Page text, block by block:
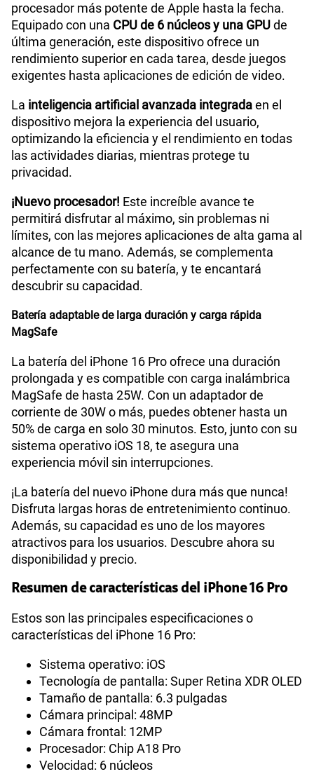
procesador más potente de Apple hasta la fecha.
Equipado con una CPU de 6 núcleos y una GPUde
última generación, este dispositivo ofrece un
rendimiento superior en cada tarea, desde juegos
exigentes hasta aplicaciones de edición de video.
La inteligencia artificial avanzada integradaen el
dispositivo mejora la experiencia del usuario,
optimizando la eficiencia y el rendimiento en todas
las actividades diarias, mientras protege tu
privacidad.
¡Nuevo procesador! Este increíble avance te
permitirá disfrutar al máximo, sin problemas ni
límites, con las mejores aplicaciones de alta gama al
alcance de tu mano. Además, se complementa
perfectamente con su batería, y te encantará
descubrir su capacidad.
Batería adaptable de larga duración y carga rápida
MagSafe
La batería del iPhone 16 Pro ofrece una duración
prolongada y es compatible con carga inalámbrica
MagSafe de hasta 25W. Con un adaptador de
corriente de 30W o más, puedes obtener hasta un
50% de carga en solo 30 minutos. Esto, junto con su
sistema operativo iOS 18, te asegura una
experiencia móvil sin interrupciones.
¡La batería del nuevo iPhone dura más que nunca!
Disfruta largas horas de entretenimiento continuo.
Además, su capacidad es uno de los mayores
atractivos para los usuarios. Descubre ahora su
disponibilidad y precio.
Resumen de características del iPhone 16 Pro
Estos son las principales especificaciones o
características del iPhone 16 Pro:
Sistema operativo: iOS
Tecnología de pantalla: Super Retina XDR OLED
Tamaño de pantalla: 6.3 pulgadas
Cámara principal: 48MP
Cámara frontal: 12MP
Procesador: Chip A18 Pro
Velocidad: 6 núcleos